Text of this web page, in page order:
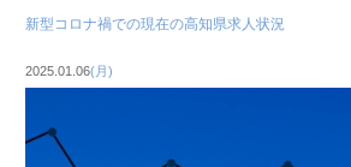
新型コロナ禍での現在の高知県求人状況
2025.01.06(月)